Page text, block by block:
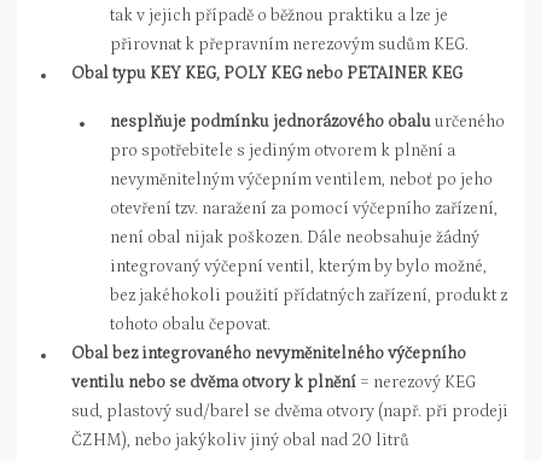
tak v jejich případě o běžnou praktiku a lze je
přirovnat k přepravním nerezovým sudům KEG.
Obal typu KEY KEG, POLY KEG nebo PETAINER KEG
nesplňuje podmínku jednorázového obaluurčeného
pro spotřebitele s jediným otvorem k plnění a
nevyměnitelným výčepním ventilem, neboť po jeho
otevření tzv. naražení za pomocí výčepního zařízení,
není obal nijak poškozen. Dále neobsahuje žádný
integrovaný výčepní ventil, kterým by bylo možné,
bez jakéhokoli použití přídatných zařízení, produkt z
tohoto obalu čepovat.
Obal bez integrovaného nevyměnitelného výčepního
ventilu nebo se dvěma otvory k plnění = nerezový KEG
sud, plastový sud/barel se dvěma otvory (např. při prodeji
ČZHM), nebo jakýkoliv jiný obal nad 20 litrů